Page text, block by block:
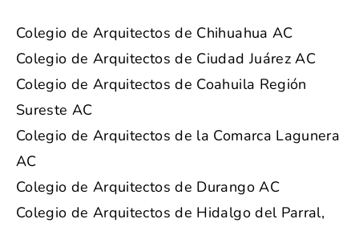
Colegio de Arquitectos de Chihuahua AC
Colegio de Arquitectos de Ciudad Juárez AC
Colegio de Arquitectos de Coahuila Región
Sureste AC
Colegio de Arquitectos de la Comarca Lagunera
AC
Colegio de Arquitectos de Durango AC
Colegio de Arquitectos de Hidalgo del Parral,